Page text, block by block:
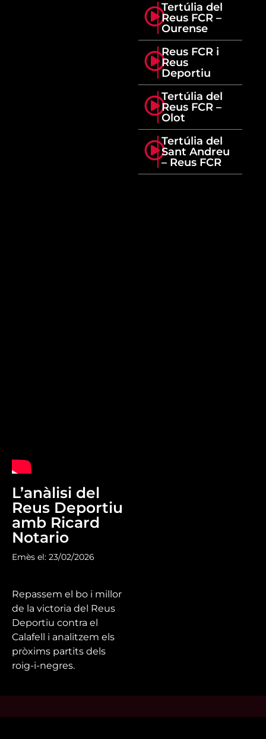
L’anàlisi del
Reus Deportiu
amb Ricard
Notario
Emès el: 23/02/2026
Repassem el bo i millor
de la victoria del Reus
Deportiu contra el
Calafell i analitzem els
pròxims partits dels
roig-i-negres.
Tertúlia del
Reus FCR –
Ourense
Reus FCR i
Reus
Deportiu
Tertúlia del
Reus FCR –
Olot
Tertúlia del
Sant Andreu
– Reus FCR